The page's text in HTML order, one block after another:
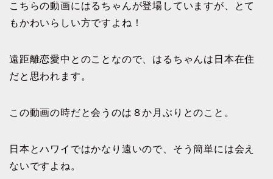
こちらの動画にはるちゃんが登場していますが、とて
もかわいらしい方ですよね！
遠距離恋愛中とのことなので、はるちゃんは日本在住
だと思われます。
この動画の時だと会うのは８か月ぶりとのこと。
日本とハワイではかなり遠いので、そう簡単には会え
ないですよね。